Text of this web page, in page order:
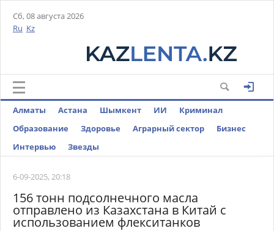
Сб, 08 августа 2026
Ru Kz
Алматы Астана Шымкент ИИ
Криминал
Образование
Здоровье Аграрный сектор
Бизнес
Интервью
Звезды
6-09-2025, 20:18
156 тонн подсолнечного масла
отправлено из Казахстана в Китай с
использованием флекситанков